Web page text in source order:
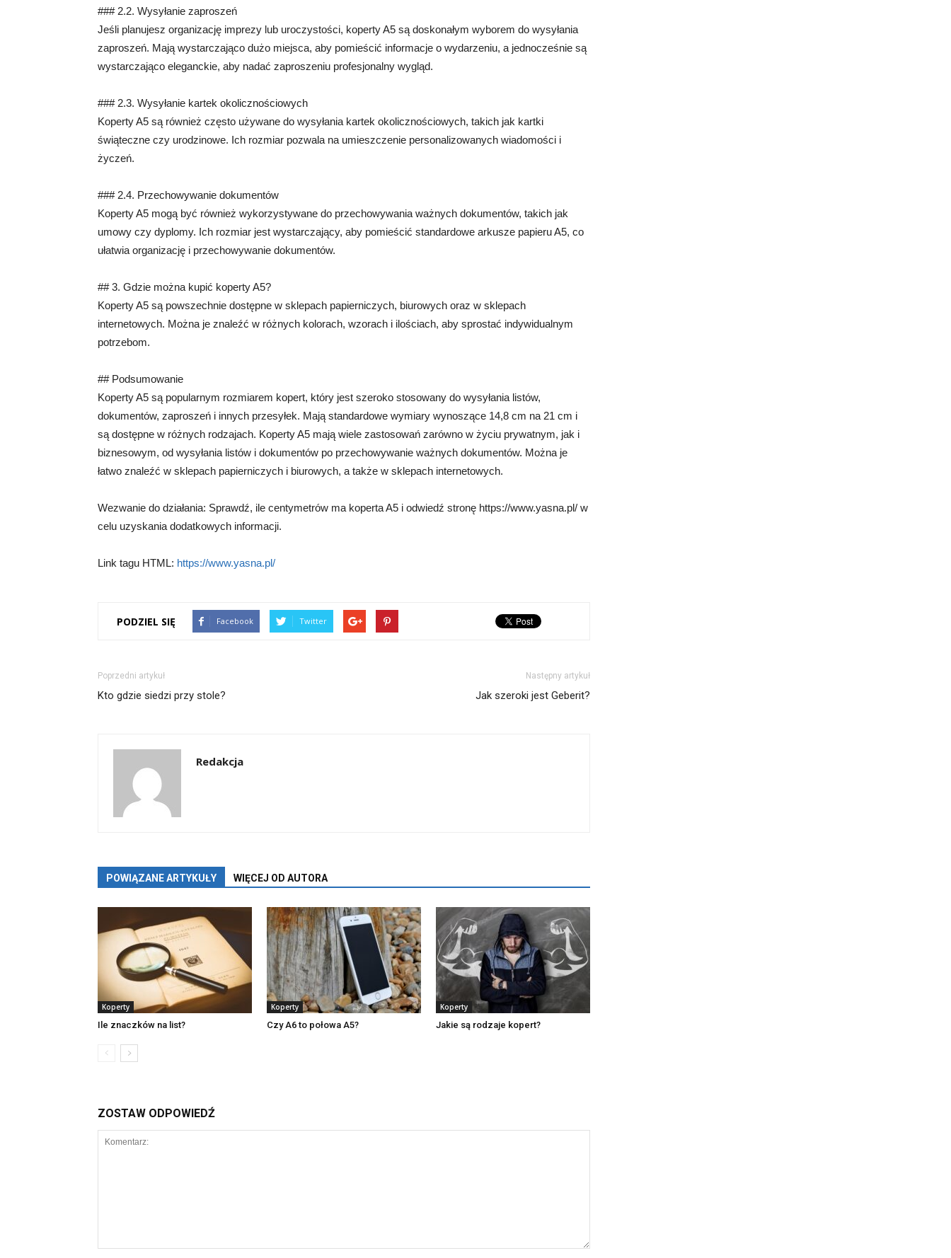
### 2.2. Wysyłanie zaproszeń
Jeśli planujesz organizację imprezy lub uroczystości, koperty A5 są doskonałym wyborem do wysyłania
zaproszeń. Mają wystarczająco dużo miejsca, aby pomieścić informacje o wydarzeniu, a jednocześnie są
wystarczająco eleganckie, aby nadać zaproszeniu profesjonalny wygląd.
### 2.3. Wysyłanie kartek okolicznościowych
Koperty A5 są również często używane do wysyłania kartek okolicznościowych, takich jak kartki
świąteczne czy urodzinowe. Ich rozmiar pozwala na umieszczenie personalizowanych wiadomości i
życzeń.
### 2.4. Przechowywanie dokumentów
Koperty A5 mogą być również wykorzystywane do przechowywania ważnych dokumentów, takich jak
umowy czy dyplomy. Ich rozmiar jest wystarczający, aby pomieścić standardowe arkusze papieru A5, co
ułatwia organizację i przechowywanie dokumentów.
## 3. Gdzie można kupić koperty A5?
Koperty A5 są powszechnie dostępne w sklepach papierniczych, biurowych oraz w sklepach
internetowych. Można je znaleźć w różnych kolorach, wzorach i ilościach, aby sprostać indywidualnym
potrzebom.
## Podsumowanie
Koperty A5 są popularnym rozmiarem kopert, który jest szeroko stosowany do wysyłania listów,
dokumentów, zaproszeń i innych przesyłek. Mają standardowe wymiary wynoszące 14,8 cm na 21 cm i
są dostępne w różnych rodzajach. Koperty A5 mają wiele zastosowań zarówno w życiu prywatnym, jak i
biznesowym, od wysyłania listów i dokumentów po przechowywanie ważnych dokumentów. Można je
łatwo znaleźć w sklepach papierniczych i biurowych, a także w sklepach internetowych.
Wezwanie do działania: Sprawdź, ile centymetrów ma koperta A5 i odwiedź stronę https://www.yasna.pl/ w
celu uzyskania dodatkowych informacji.
Link tagu HTML: https://www.yasna.pl/
PODZIEL SIĘ Facebook Twitter
Poprzedni artykuł
Kto gdzie siedzi przy stole?
Następny artykuł
Jak szeroki jest Geberit?
Redakcja
POWIĄZANE ARTYKUŁY WIĘCEJ OD AUTORA
Koperty
Ile znaczków na list?
Koperty
Czy A6 to połowa A5?
Koperty
Jakie są rodzaje kopert?
ZOSTAW ODPOWIEDŹ